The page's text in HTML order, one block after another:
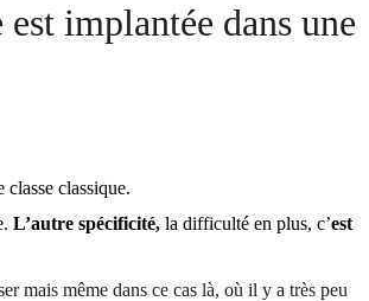
implantée dans une
classique.
L’autre spécificité, la difficulté en plus, c’est
mais même dans ce cas là, où il y a très peu